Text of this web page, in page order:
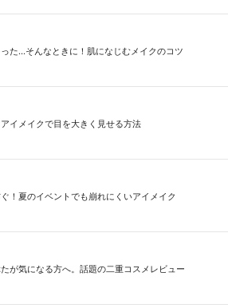
た...そんなときに！肌になじむメイクのコツ
イメイクで目を大きく見せる方法
！夏のイベントでも崩れにくいアイメイク
が気になる方へ。話題の二重コスメレビュー